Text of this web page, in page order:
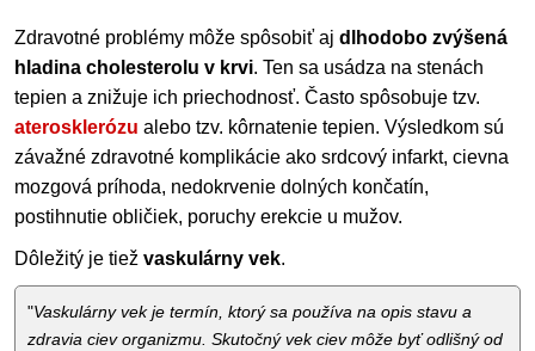
Zdravotné problémy môže spôsobiť aj dlhodobo zvýšená
hladina cholesterolu v krvi. Ten sa usádza na stenách
tepien a znižuje ich priechodnosť. Často spôsobuje tzv.
aterosklerózu alebo tzv. kôrnatenie tepien. Výsledkom sú
závažné zdravotné komplikácie ako srdcový infarkt, cievna
mozgová príhoda, nedokrvenie dolných končatín,
postihnutie obličiek, poruchy erekcie u mužov.
Dôležitý je tiež vaskulárny vek.
"Vaskulárny vek je termín, ktorý sa používa na opis stavu a
zdravia ciev organizmu. Skutočný vek ciev môže byť odlišný od